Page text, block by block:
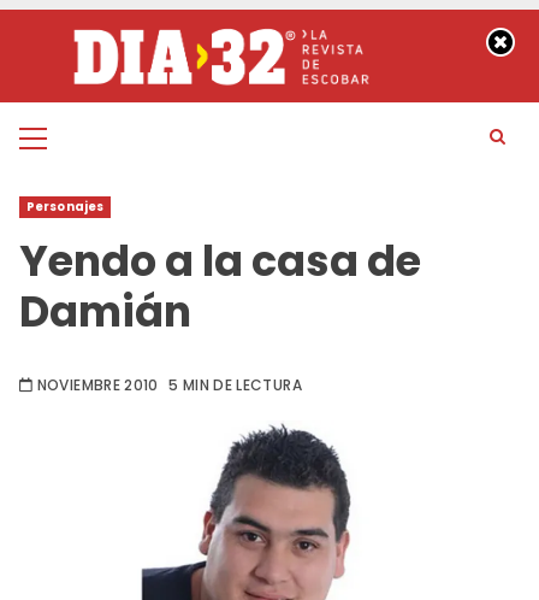
contenido
Menú
Personajes
Yendo a la casa de
Damián
NOVIEMBRE 2010 5 MIN DE LECTURA